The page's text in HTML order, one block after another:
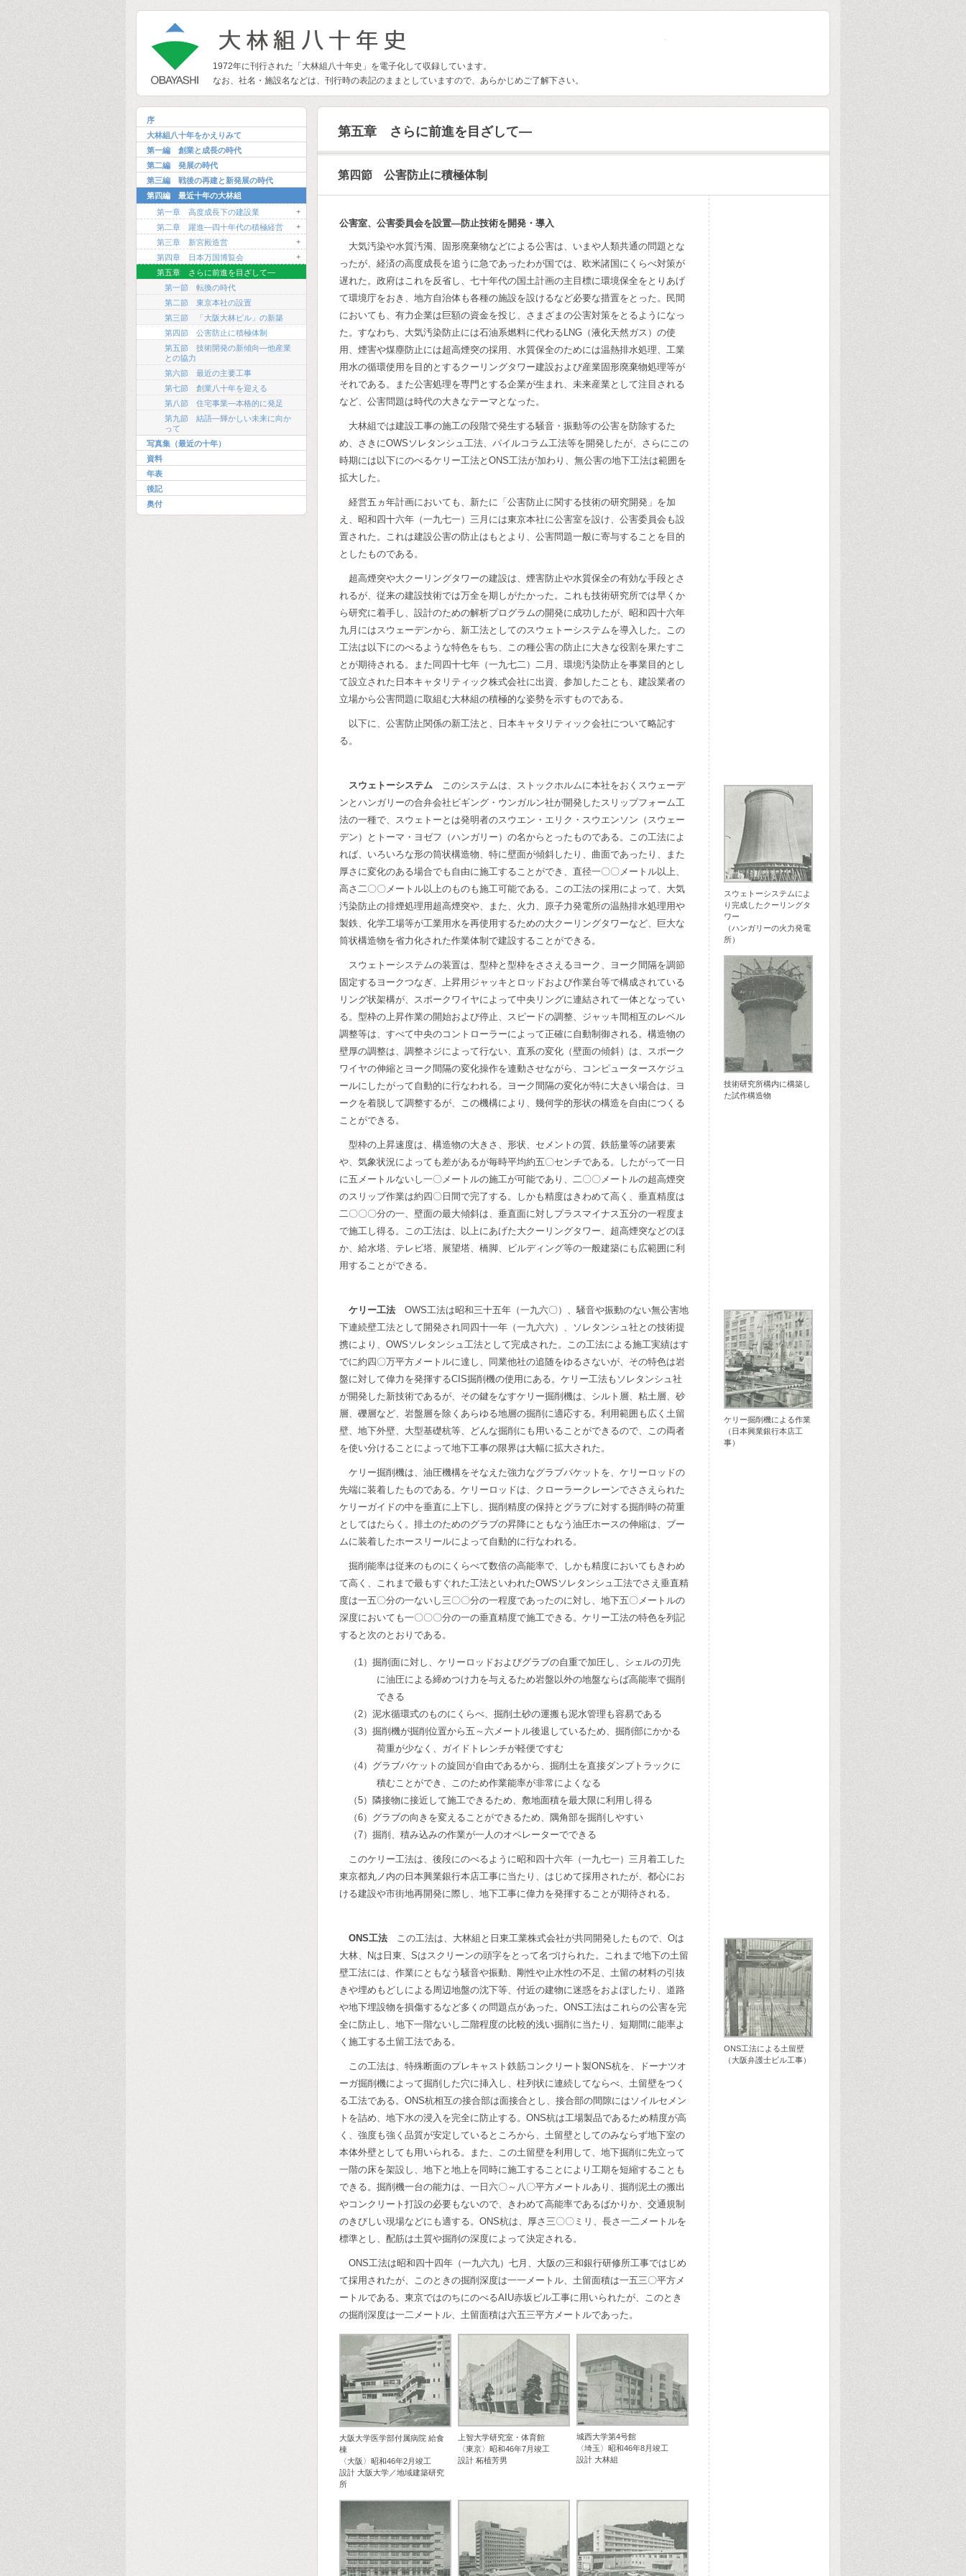
1972年に刊行された「大林組八十年史」を電子化して収録しています。
なお、社名・施設名などは、刊行時の表記のままとしていますので、あらかじめご了解下さい。
序
大林組八十年をかえりみて
第一編 創業と成長の時代
第二編 発展の時代
第三編 戦後の再建と新発展の時代
第四編 最近十年の大林組
第一章 高度成長下の建設業
+
第二章 躍進―四十年代の積極経営
+
第三章 新宮殿造営
+
第四章 日本万国博覧会
+
第五章 さらに前進を目ざして―
第一節 転換の時代
第二節 東京本社の設置
第三節 「大阪大林ビル」の新築
第四節 公害防止に積極体制
第五節 技術開発の新傾向―他産業
との協力
第六節 最近の主要工事
第七節 創業八十年を迎える
第八節 住宅事業―本格的に発足
第九節 結語―輝かしい未来に向か
って
写真集（最近の十年）
資料
年表
後記
奥付
第五章 さらに前進を目ざして―
第四節 公害防止に積極体制
公害室、公害委員会を設置―防止技術を開発・導入
大気汚染や水質汚濁、固形廃棄物などによる公害は、いまや人類共通の問題とな
ったが、経済の高度成長を追うに急であったわが国では、欧米諸国にくらべ対策が
遅れた。政府はこれを反省し、七十年代の国土計画の主目標に環境保全をとりあげ
て環境庁をおき、地方自治体も各種の施設を設けるなど必要な措置をとった。民間
においても、有力企業は巨額の資金を投じ、さまざまの公害対策をとるようになっ
た。すなわち、大気汚染防止には石油系燃料に代わるLNG（液化天然ガス）の使
用、煙害や煤塵防止には超高煙突の採用、水質保全のためには温熱排水処理、工業
用水の循環使用を目的とするクーリングタワー建設および産業固形廃棄物処理等が
それである。また公害処理を専門とする企業が生まれ、未来産業として注目される
など、公害問題は時代の大きなテーマとなった。
大林組では建設工事の施工の段階で発生する騒音・振動等の公害を防除するた
め、さきにOWSソレタンシュ工法、パイルコラム工法等を開発したが、さらにこの
時期には以下にのべるケリー工法とONS工法が加わり、無公害の地下工法は範囲を
拡大した。
経営五ヵ年計画においても、新たに「公害防止に関する技術の研究開発」を加
え、昭和四十六年（一九七一）三月には東京本社に公害室を設け、公害委員会も設
置された。これは建設公害の防止はもとより、公害問題一般に寄与することを目的
としたものである。
超高煙突や大クーリングタワーの建設は、煙害防止や水質保全の有効な手段とさ
れるが、従来の建設技術では万全を期しがたかった。これも技術研究所では早くか
ら研究に着手し、設計のための解析プログラムの開発に成功したが、昭和四十六年
九月にはスウェーデンから、新工法としてのスウェトーシステムを導入した。この
工法は以下にのべるような特色をもち、この種公害の防止に大きな役割を果たすこ
とが期待される。また同四十七年（一九七二）二月、環境汚染防止を事業目的とし
て設立された日本キャタリティック株式会社に出資、参加したことも、建設業者の
立場から公害問題に取組む大林組の積極的な姿勢を示すものである。
以下に、公害防止関係の新工法と、日本キャタリティック会社について略記す
る。
スウェトーシステム このシステムは、ストックホルムに本社をおくスウェーデ
ンとハンガリーの合弁会社ビギング・ウンガルン社が開発したスリップフォーム工
法の一種で、スウェトーとは発明者のスウエン・エリク・スウエンソン（スウェー
デン）とトーマ・ヨゼフ（ハンガリー）の名からとったものである。この工法によ
れば、いろいろな形の筒状構造物、特に壁面が傾斜したり、曲面であったり、また
厚さに変化のある場合でも自由に施工することができ、直径一〇〇メートル以上、
高さ二〇〇メートル以上のものも施工可能である。この工法の採用によって、大気
汚染防止の排煙処理用超高煙突や、また、火力、原子力発電所の温熱排水処理用や
製鉄、化学工場等が工業用水を再使用するための大クーリングタワーなど、巨大な
筒状構造物を省力化された作業体制で建設することができる。
スウェトーシステムの装置は、型枠と型枠をささえるヨーク、ヨーク間隔を調節
固定するヨークつなぎ、上昇用ジャッキとロッドおよび作業台等で構成されている
リング状架構が、スポークワイヤによって中央リングに連結されて一体となってい
る。型枠の上昇作業の開始および停止、スピードの調整、ジャッキ間相互のレベル
調整等は、すべて中央のコントローラーによって正確に自動制御される。構造物の
壁厚の調整は、調整ネジによって行ない、直系の変化（壁面の傾斜）は、スポーク
ワイヤの伸縮とヨーク間隔の変化操作を連動させながら、コンピュータースケジュ
ールにしたがって自動的に行なわれる。ヨーク間隔の変化が特に大きい場合は、ヨ
ークを着脱して調整するが、この機構により、幾何学的形状の構造を自由につくる
ことができる。
型枠の上昇速度は、構造物の大きさ、形状、セメントの質、鉄筋量等の諸要素
や、気象状況によっても差があるが毎時平均約五〇センチである。したがって一日
に五メートルないし一〇メートルの施工が可能であり、二〇〇メートルの超高煙突
のスリップ作業は約四〇日間で完了する。しかも精度はきわめて高く、垂直精度は
二〇〇〇分の一、壁面の最大傾斜は、垂直面に対しプラスマイナス五分の一程度ま
で施工し得る。この工法は、以上にあげた大クーリングタワー、超高煙突などのほ
か、給水塔、テレビ塔、展望塔、橋脚、ビルディング等の一般建築にも広範囲に利
用することができる。
スウェトーシステムによ
り完成したクーリングタ
ワー
（ハンガリーの火力発電
所）
技術研究所構内に構築し
た試作構造物
ケリー工法 OWS工法は昭和三十五年（一九六〇）、騒音や振動のない無公害地
下連続壁工法として開発され同四十一年（一九六六）、ソレタンシュ社との技術提
携により、OWSソレタンシュ工法として完成された。この工法による施工実績はす
でに約四〇万平方メートルに達し、同業他社の追随をゆるさないが、その特色は岩
盤に対して偉力を発揮するCIS掘削機の使用にある。ケリー工法もソレタンシュ社
が開発した新技術であるが、その鍵をなすケリー掘削機は、シルト層、粘土層、砂
層、礫層など、岩盤層を除くあらゆる地層の掘削に適応する。利用範囲も広く土留
壁、地下外壁、大型基礎杭等、どんな掘削にも用いることができるので、この両者
を使い分けることによって地下工事の限界は大幅に拡大された。
ケリー掘削機は、油圧機構をそなえた強力なグラブバケットを、ケリーロッドの
先端に装着したものである。ケリーロッドは、クローラークレーンでささえられた
ケリーガイドの中を垂直に上下し、掘削精度の保持とグラブに対する掘削時の荷重
としてはたらく。排土のためのグラブの昇降にともなう油圧ホースの伸縮は、ブー
ムに装着したホースリールによって自動的に行なわれる。
掘削能率は従来のものにくらべて数倍の高能率で、しかも精度においてもきわめ
て高く、これまで最もすぐれた工法といわれたOWSソレタンシュ工法でさえ垂直精
度は一五〇分の一ないし三〇〇分の一程度であったのに対し、地下五〇メートルの
深度においても一〇〇〇分の一の垂直精度で施工できる。ケリー工法の特色を列記
すると次のとおりである。
（1）掘削面に対し、ケリーロッドおよびグラブの自重で加圧し、シェルの刃先
に油圧による締めつけ力を与えるため岩盤以外の地盤ならば高能率で掘削
できる
（2）泥水循環式のものにくらべ、掘削土砂の運搬も泥水管理も容易である
（3）掘削機が掘削位置から五～六メートル後退しているため、掘削部にかかる
荷重が少なく、ガイドトレンチが軽便ですむ
（4）グラブバケットの旋回が自由であるから、掘削土を直接ダンプトラックに
積むことができ、このため作業能率が非常によくなる
（5）隣接物に接近して施工できるため、敷地面積を最大限に利用し得る
（6）グラブの向きを変えることができるため、隅角部を掘削しやすい
（7）掘削、積み込みの作業が一人のオペレーターでできる
このケリー工法は、後段にのべるように昭和四十六年（一九七一）三月着工した
東京都丸ノ内の日本興業銀行本店工事に当たり、はじめて採用されたが、都心にお
ける建設や市街地再開発に際し、地下工事に偉力を発揮することが期待される。
ケリー掘削機による作業
（日本興業銀行本店工
事）
ONS工法 この工法は、大林組と日東工業株式会社が共同開発したもので、Oは
大林、Nは日東、Sはスクリーンの頭字をとって名づけられた。これまで地下の土留
壁工法には、作業にともなう騒音や振動、剛性や止水性の不足、土留の材料の引抜
きや埋めもどしによる周辺地盤の沈下等、付近の建物に迷惑をおよぼしたり、道路
や地下埋設物を損傷するなど多くの問題点があった。ONS工法はこれらの公害を完
全に防止し、地下一階ないし二階程度の比較的浅い掘削に当たり、短期間に能率よ
く施工する土留工法である。
この工法は、特殊断面のプレキャスト鉄筋コンクリート製ONS杭を、ドーナツオ
ーガ掘削機によって掘削した穴に挿入し、柱列状に連続してならべ、土留壁をつく
る工法である。ONS杭相互の接合部は面接合とし、接合部の間隙にはソイルセメン
トを詰め、地下水の浸入を完全に防止する。ONS杭は工場製品であるため精度が高
く、強度も強く品質が安定しているところから、土留壁としてのみならず地下室の
本体外壁としても用いられる。また、この土留壁を利用して、地下掘削に先立って
一階の床を架設し、地下と地上を同時に施工することにより工期を短縮することも
できる。掘削機一台の能力は、一日六〇～八〇平方メートルあり、掘削泥土の搬出
やコンクリート打設の必要もないので、きわめて高能率であるばかりか、交通規制
のきびしい現場などにも適する。ONS杭は、厚さ三〇〇ミリ、長さ一二メートルを
標準とし、配筋は土質や掘削の深度によって決定される。
ONS工法は昭和四十四年（一九六九）七月、大阪の三和銀行研修所工事ではじめ
て採用されたが、このときの掘削深度は一一メートル、土留面積は一五三〇平方メ
ートルである。東京ではのちにのべるAIU赤坂ビル工事に用いられたが、このとき
の掘削深度は一二メートル、土留面積は六五三平方メートルであった。
ONS工法による土留壁
（大阪弁護士ビル工事）
大阪大学医学部付属病院 給食
棟
〈大阪〉昭和46年2月竣工
設計 大阪大学／地域建築研究
所
上智大学研究室・体育館
〈東京〉昭和46年7月竣工
設計 柘植芳男
城西大学第4号館
〈埼玉〉昭和46年8月竣工
設計 大林組